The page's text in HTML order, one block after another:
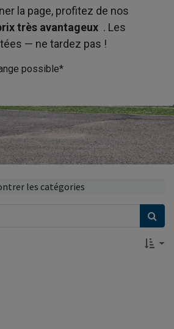
la page, profitez de nos
très avantageux . Les
— ne tardez pas !
possible*
les catégories